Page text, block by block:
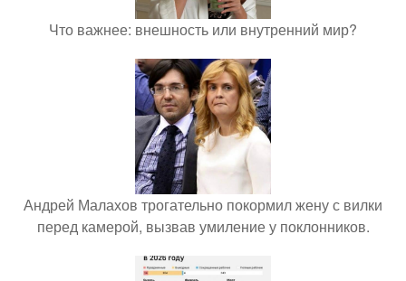
Что важнее: внешность или внутренний мир?
Андрей Малахов трогательно покормил жену с вилки
перед камерой, вызвав умиление у поклонников.